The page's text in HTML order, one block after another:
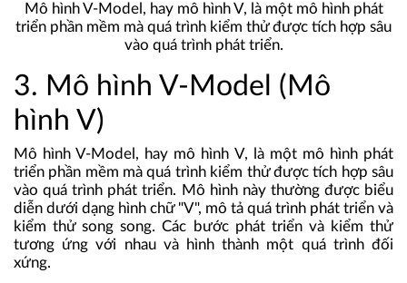
Mô hình V-Model, hay mô hình V, là một mô hình phát
triển phần mềm mà quá trình kiểm thử được tích hợp sâu
vào quá trình phát triển.
3. Mô hình V-Model (Mô
hình V)
Mô hình V-Model, hay mô hình V, là một mô hình phát
triển phần mềm mà quá trình kiểm thử được tích hợp sâu
vào quá trình phát triển. Mô hình này thường được biểu
diễn dưới dạng hình chữ "V", mô tả quá trình phát triển và
kiểm thử song song. Các bước phát triển và kiểm thử
tương ứng với nhau và hình thành một quá trình đối
xứng.